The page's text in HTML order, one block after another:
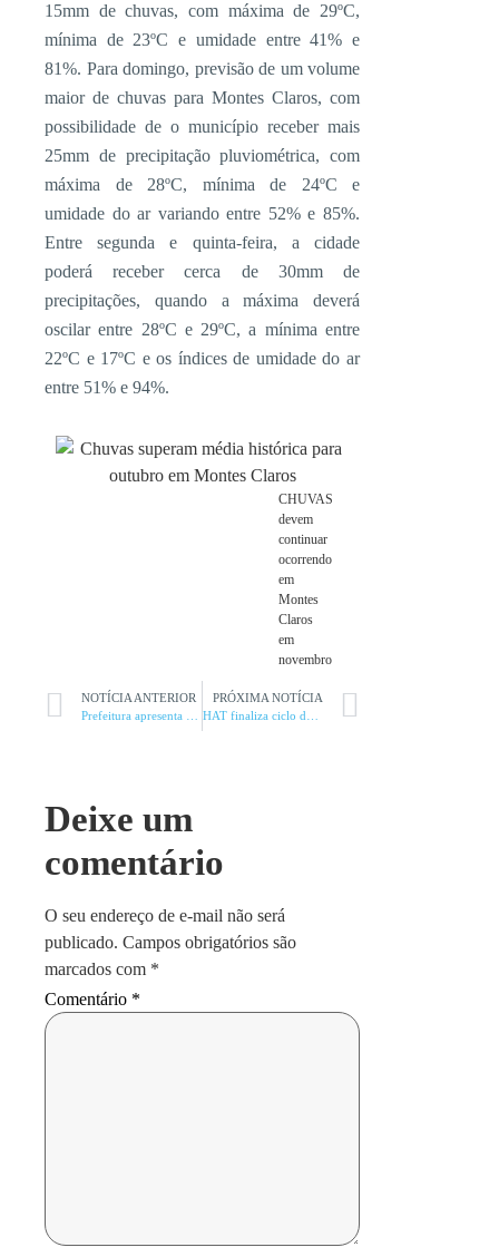
15mm de chuvas, com máxima de 29ºC,
mínima de 23ºC e umidade entre 41% e
81%. Para domingo, previsão de um volume
maior de chuvas para Montes Claros, com
possibilidade de o município receber mais
25mm de precipitação pluviométrica, com
máxima de 28ºC, mínima de 24ºC e
umidade do ar variando entre 52% e 85%.
Entre segunda e quinta-feira, a cidade
poderá receber cerca de 30mm de
precipitações, quando a máxima deverá
oscilar entre 28ºC e 29ºC, a mínima entre
22ºC e 17ºC e os índices de umidade do ar
entre 51% e 94%.
CHUVAS
devem
continuar
ocorrendo
em
Montes
Claros
em
novembro
NOTÍCIA ANTERIOR
PRÓXIMA NOTÍCIA
Deixe um
comentário
O seu endereço de e-mail não será
publicado. Campos obrigatórios são
marcados com *
Comentário *